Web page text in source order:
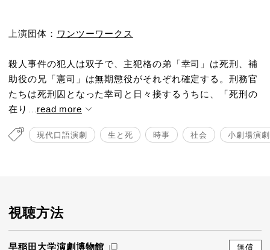
上演団体： ワンツーワークス
殺人事件の犯人は双子で、主犯格の弟「幸司」は死刑、補
助役の兄「憲司」は無期懲役がそれぞれ確定する。刑務官
たちは死刑囚となった幸司と日々接するうちに、「死刑の
在り...read more
現代口語演劇 生と死 時事 社会 小劇場演劇
視聴方法
早稲田大学演劇博物館
無償